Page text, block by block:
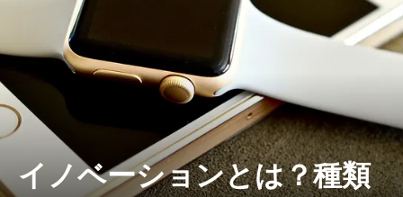
イノベーションとは？種類